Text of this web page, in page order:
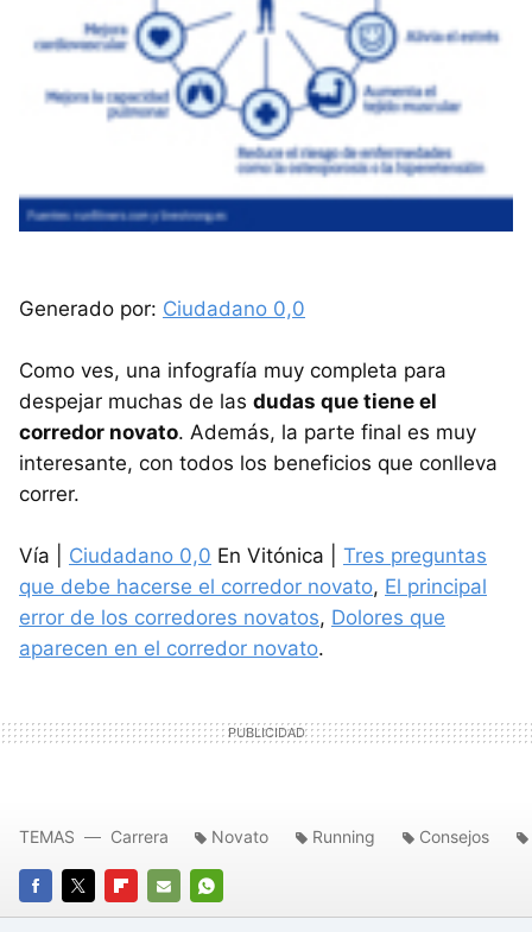
Generado por: Ciudadano 0,0
Como ves, una infografía muy completa para
despejar muchas de las dudas que tiene el
corredor novato. Además, la parte final es muy
interesante, con todos los beneficios que conlleva
correr.
Vía | Ciudadano 0,0 En Vitónica | Tres preguntas
que debe hacerse el corredor novato, El principal
error de los corredores novatos, Dolores que
aparecen en el corredor novato.
FACEBOOK
TWITTERFLIPBOARD
E-
WHATSAPP
TEMAS Carrera Novato Running Consejos